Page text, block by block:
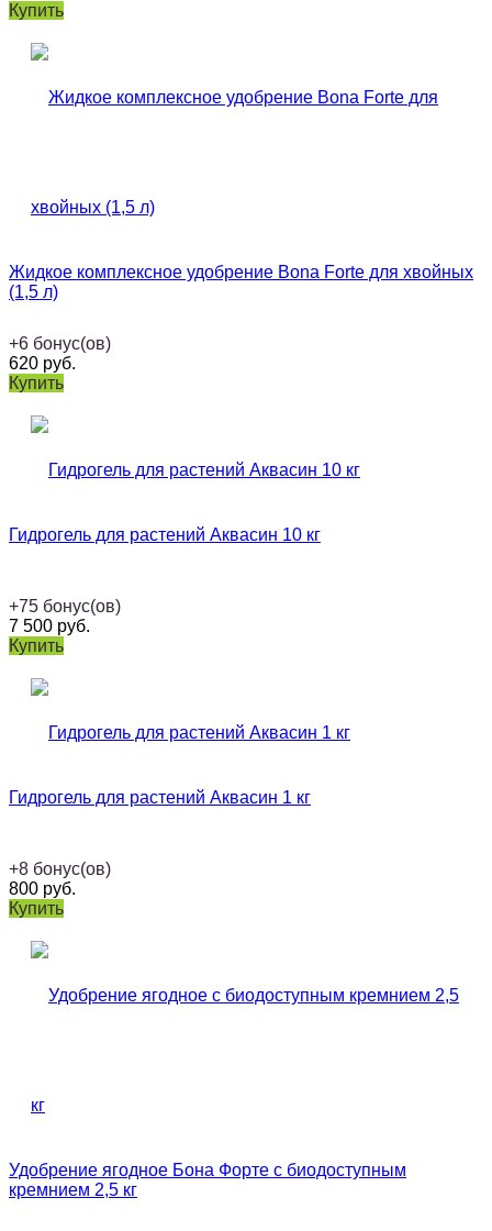
Купить
Жидкое комплексное удобрение Bona Forte для хвойных
(1,5 л)
+6 бонус(ов)
620 руб.
Купить
Гидрогель для растений Аквасин 10 кг
+75 бонус(ов)
7 500 руб.
Купить
Гидрогель для растений Аквасин 1 кг
+8 бонус(ов)
800 руб.
Купить
Удобрение ягодное Бона Форте с биодоступным
кремнием 2,5 кг